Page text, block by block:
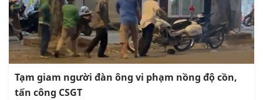
Tạm giam người đàn ông vi phạm nồng độ cồn,
tấn công CSGT